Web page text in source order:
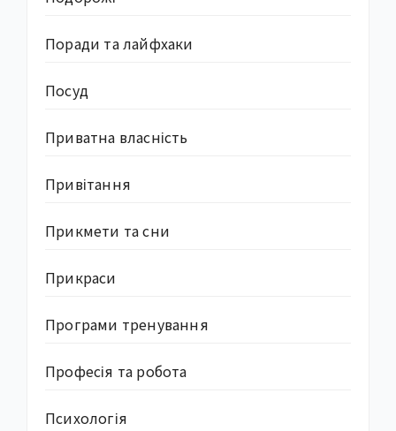
Поради та лайфхаки
Посуд
Приватна власність
Привітання
Прикмети та сни
Прикраси
Програми тренування
Професія та робота
Психологія